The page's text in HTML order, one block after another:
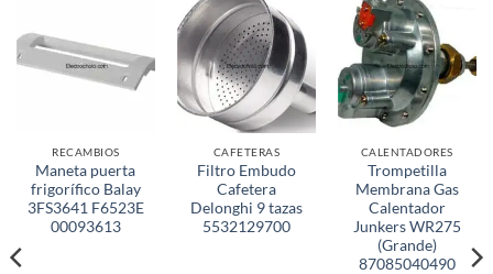
RECAMBIOS
Maneta puerta
frigorífico Balay
3FS3641 F6523E
00093613
CAFETERAS
Filtro Embudo
Cafetera
Delonghi 9 tazas
5532129700
CALENTADORES
Trompetilla
Membrana Gas
Calentador
Junkers WR275
(Grande)
87085040490